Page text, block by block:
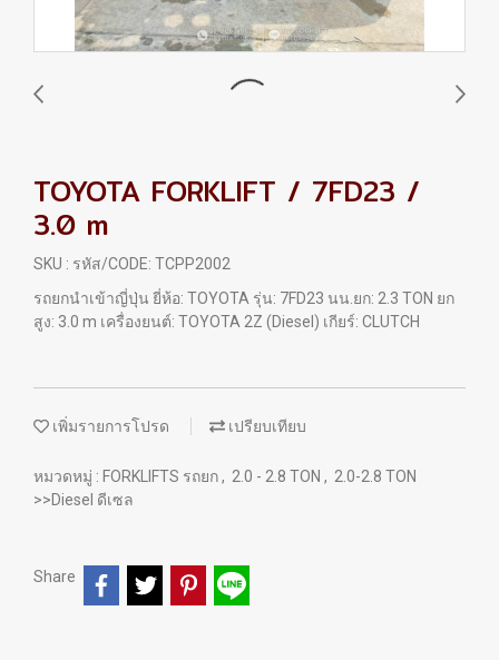
TOYOTA FORKLIFT / 7FD23 /
3.0 m
SKU : รหัส/CODE: TCPP2002
รถยกนำเข้าญี่ปุ่น ยี่ห้อ: TOYOTA รุ่น: 7FD23 นน.ยก: 2.3 TON ยก
สูง: 3.0 m เครื่องยนต์: TOYOTA 2Z (Diesel) เกียร์: CLUTCH
เพิ่มรายการโปรด เปรียบเทียบ
หมวดหมู่ : FORKLIFTS รถยก, 2.0 - 2.8 TON , 2.0-2.8 TON
>>Diesel ดีเซล
Share